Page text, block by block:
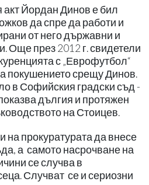
Йордан Динов е бил
да спре да работи и
от него държавни и
Още през 2012 г. свидетели
с „Еврофутбол“
покушението срещу Динов.
в Софийския градски съд -
дългия и протяжен
на Стоицев.
на прокуратурата да внесе
а самото насрочване на
се случва в
Случват се и сериозни